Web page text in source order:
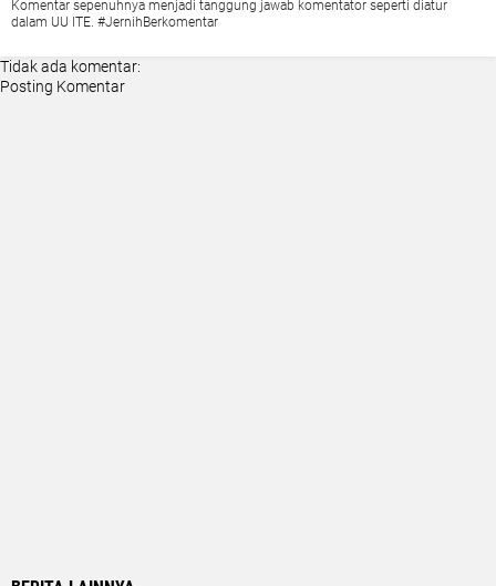
Komentar sepenuhnya menjadi tanggung jawab komentator seperti diatur
dalam UU ITE. #JernihBerkomentar
Tidak ada komentar:
Posting Komentar